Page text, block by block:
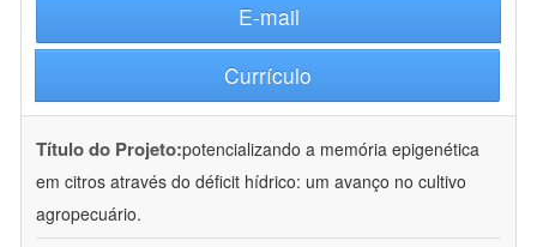
E-mail
Currículo
Título do Projeto:potencializando a memória epigenética
em citros através do déficit hídrico: um avanço no cultivo
agropecuário.